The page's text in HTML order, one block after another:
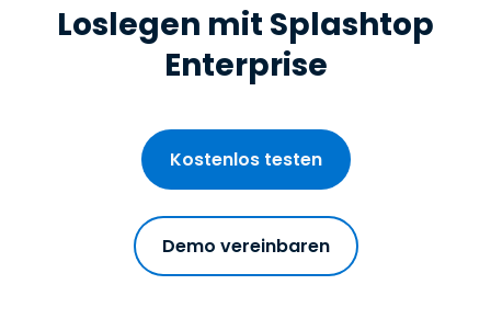
Loslegen mit Splashtop
Enterprise
Kostenlos testen
Demo vereinbaren